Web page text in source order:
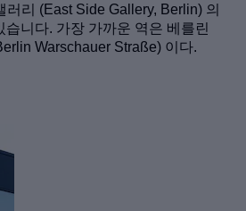
러리 (East Side Gallery, Berlin) 의
니다. 가장 가까운 역은 베를린
Warschauer Straße) 이다.